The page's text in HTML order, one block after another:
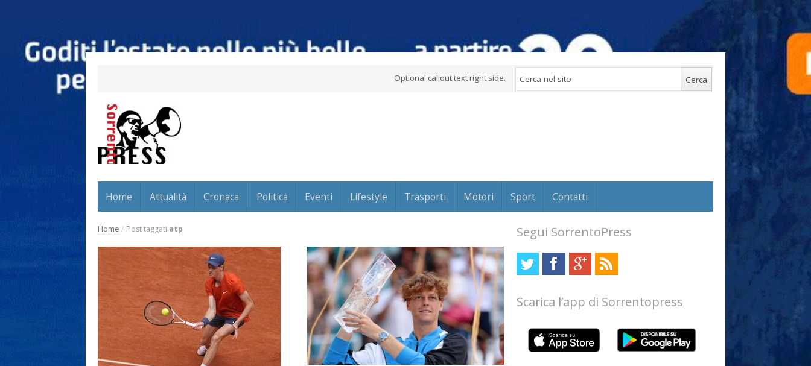
Optional callout text right side.
Home Attualità Cronaca Politica Eventi Lifestyle Trasporti Motori Sport Contatti
Home / Post taggati atp Segui SorrentoPress
Scarica l’app di Sorrentopress